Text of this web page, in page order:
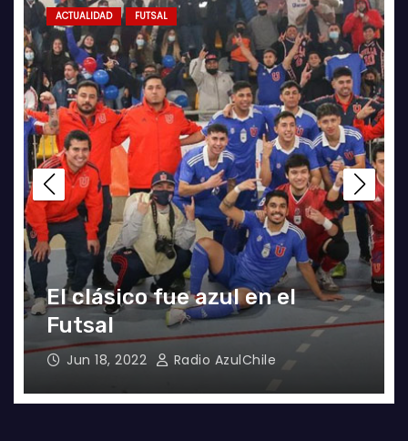
FUTSAL
UNIVERSIDAD DE CHILE
GANA EL
TETRACAMPEONATO DEL
FUTSAL FEMENINO
Dic 2, 2024 Joaquín Rivas